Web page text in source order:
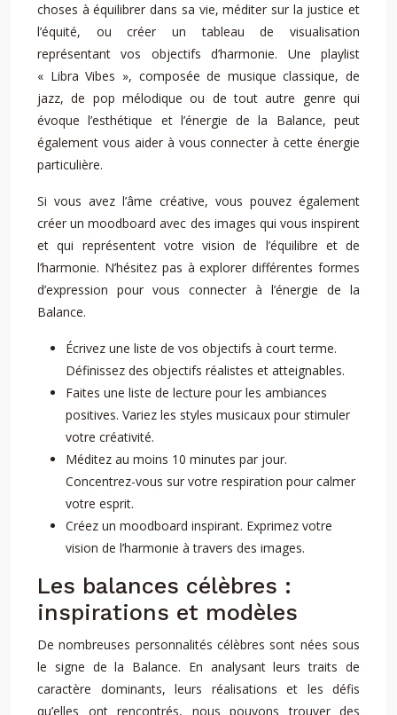
choses à équilibrer dans sa vie, méditer sur la justice et
l’équité, ou créer un tableau de visualisation
représentant vos objectifs d’harmonie. Une playlist
« Libra Vibes », composée de musique classique, de
jazz, de pop mélodique ou de tout autre genre qui
évoque l’esthétique et l’énergie de la Balance, peut
également vous aider à vous connecter à cette énergie
particulière.
Si vous avez l’âme créative, vous pouvez également
créer un moodboard avec des images qui vous inspirent
et qui représentent votre vision de l’équilibre et de
l’harmonie. N’hésitez pas à explorer différentes formes
d’expression pour vous connecter à l’énergie de la
Balance.
Écrivez une liste de vos objectifs à court terme.
Définissez des objectifs réalistes et atteignables.
Faites une liste de lecture pour les ambiances
positives. Variez les styles musicaux pour stimuler
votre créativité.
Méditez au moins 10 minutes par jour.
Concentrez-vous sur votre respiration pour calmer
votre esprit.
Créez un moodboard inspirant. Exprimez votre
vision de l’harmonie à travers des images.
Les balances célèbres :
inspirations et modèles
De nombreuses personnalités célèbres sont nées sous
le signe de la Balance. En analysant leurs traits de
caractère dominants, leurs réalisations et les défis
qu’elles ont rencontrés, nous pouvons trouver des